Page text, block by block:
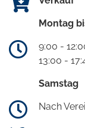
Montag
9:00 -
13:00 -
Samstag
Nach